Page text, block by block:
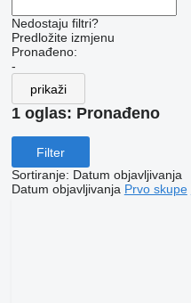
Nedostaju filtri?
Predložite izmjenu
Pronađeno:
-
prikaži
1 oglas: Pronađeno
Filter
Sortiranje: Datum objavljivanja
Datum objavljivanja Prvo skupe